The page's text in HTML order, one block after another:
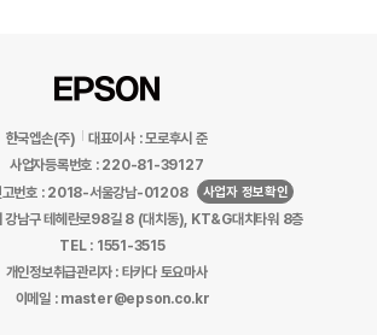
한국엡손(주)
대표이사 : 모로후시 준
사업자등록번호 : 220-81-39127
고번호 : 2018-서울강남-01208
사업자 정보확인
강남구 테헤란로98길 8 (대치동), KT&G대치타워 8층
TEL : 1551-3515
개인정보취급관리자 : 타카다 토요마사
이메일 : master@epson.co.kr